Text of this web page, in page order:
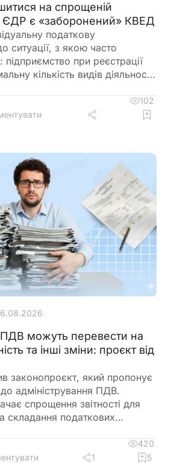
на спрощеній
ЄДР є «заборонений» КВЕД
податкову
ситуації, з якою часто
підприємство при реєстрації
кількість видів діяльності
податку 3-ї групи і вже
ДПС. При цьому в заяві на
102
можуть перевести на
та інші зміни: проєкт від
законопроєкт, який пропонує
адміністрування ПДВ.
спрощення звітності для
складання податкових
та запровадження
періоду для підприємців –
420
1 5